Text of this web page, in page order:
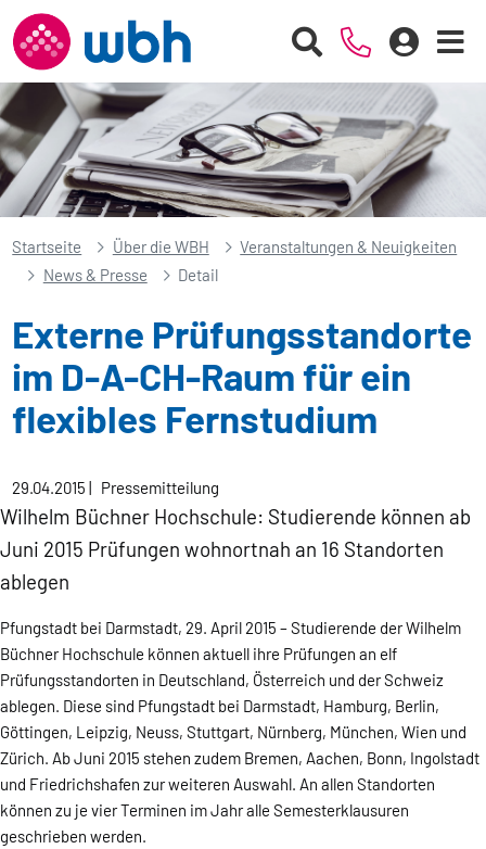
Startseite Über die WBH
Veranstaltungen & Neuigkeiten
News & Presse
Detail
Externe Prüfungsstandorte
im D-A-CH-Raum für ein
flexibles Fernstudium
29.04.2015| Pressemitteilung
Wilhelm Büchner Hochschule: Studierende können ab
Juni 2015 Prüfungen wohnortnah an 16 Standorten
ablegen
Pfungstadt bei Darmstadt, 29. April 2015 – Studierende der Wilhelm
Büchner Hochschule können aktuell ihre Prüfungen an elf
Prüfungsstandorten in Deutschland, Österreich und der Schweiz
ablegen. Diese sind Pfungstadt bei Darmstadt, Hamburg, Berlin,
Göttingen, Leipzig, Neuss, Stuttgart, Nürnberg, München, Wien und
Zürich. Ab Juni 2015 stehen zudem Bremen, Aachen, Bonn, Ingolstadt
und Friedrichshafen zur weiteren Auswahl. An allen Standorten
können zu je vier Terminen im Jahr alle Semesterklausuren
geschrieben werden.